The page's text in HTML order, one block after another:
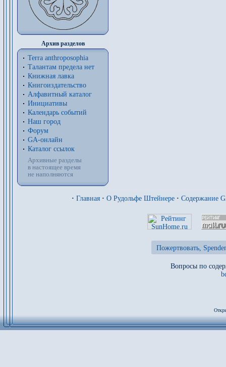
Архив разделов
Terra anthroposophia
Талантам предела нет
Книжная лавка
Книгоиздательство
Алфавитный каталог
Инициативы
Календарь событий
Наш город
Форум
GA-онлайн
Каталог ссылок
Архивные разделы
в настоящее время
не наполняются
· Главная · О Рудольфе Штейнере · Содержание
Пожертвовать,
Вопросы по